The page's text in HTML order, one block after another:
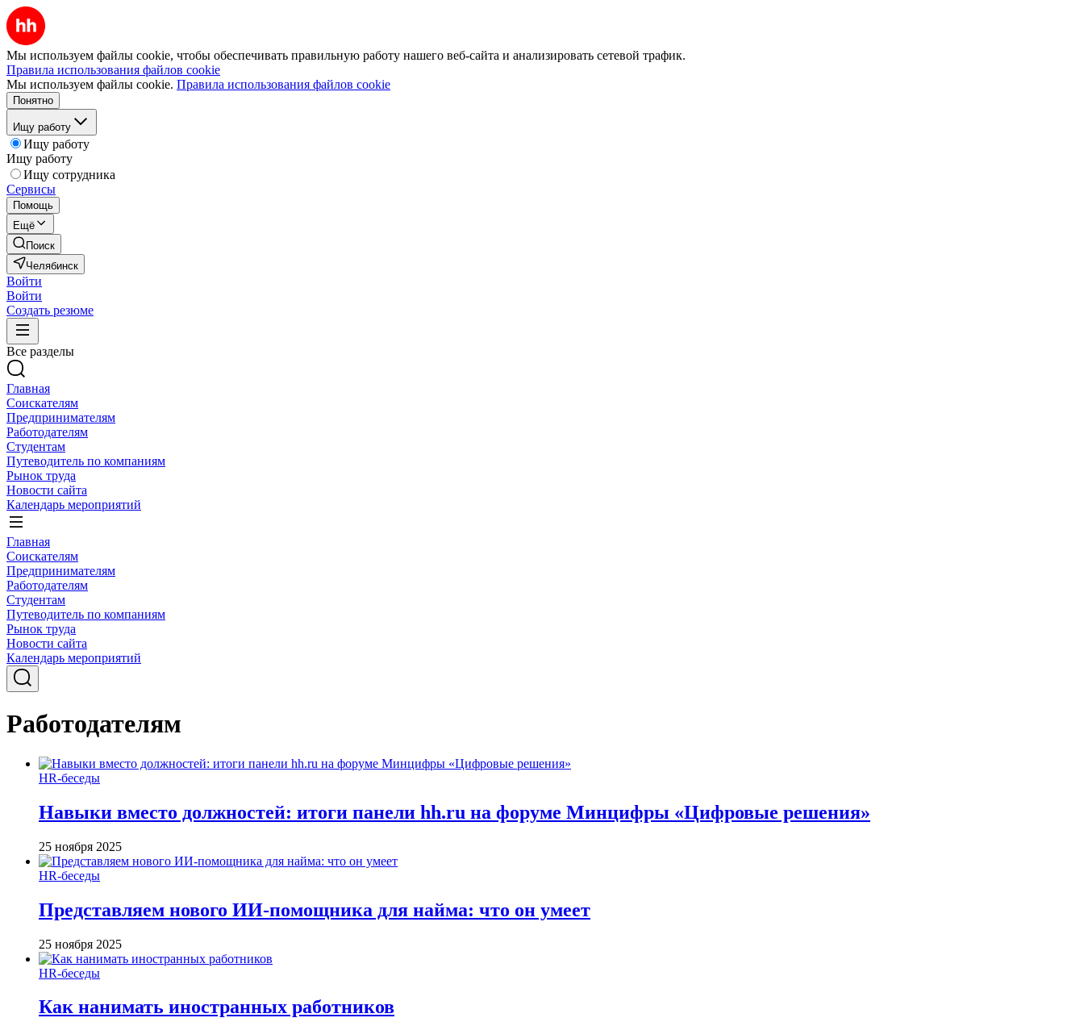
Мы используем файлы cookie, чтобы обеспечивать правильную работу нашего веб-сайта и анализировать сетевой трафик.
Правила использования файлов cookie
Мы используем файлы cookie. Правила использования файлов cookie
Понятно
Ищу работу
Ищу работу
Ищу работу
Ищу сотрудника
Сервисы
Помощь
Ещё
Поиск
Челябинск
Войти
Войти
Создать резюме
Все разделы
Главная
Соискателям
Предпринимателям
Работодателям
Студентам
Путеводитель по компаниям
Рынок труда
Новости сайта
Календарь мероприятий
Главная
Соискателям
Предпринимателям
Работодателям
Студентам
Путеводитель по компаниям
Рынок труда
Новости сайта
Календарь мероприятий
Работодателям
HR-беседы
Навыки вместо должностей: итоги панели hh.ru на форуме Минцифры «Цифровые решения»
25 ноября 2025
HR-беседы
Представляем нового ИИ-помощника для найма: что он умеет
25 ноября 2025
HR-беседы
Как нанимать иностранных работников